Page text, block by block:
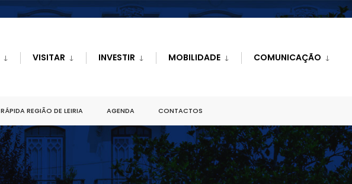
VISITAR INVESTIR MOBILIDADE COMUNICAÇÃO
RÁPIDA REGIÃO DE LEIRIA AGENDA CONTACTOS